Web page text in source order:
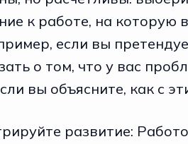
к работе, на которую
если вы
о том, что у вас
вы объясните, как с
развитие: